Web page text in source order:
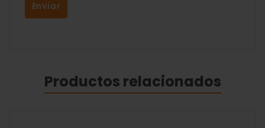
Productos relacionados